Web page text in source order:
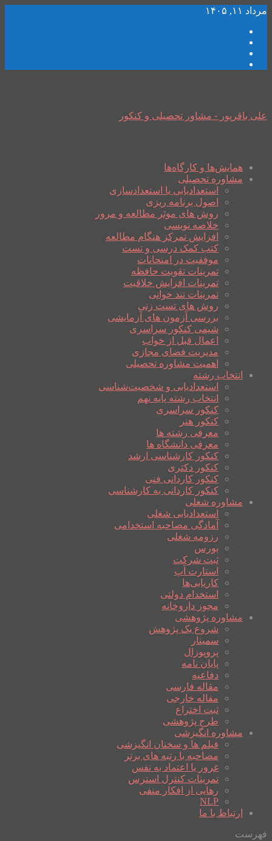
مرداد ۱۱, ۱۴۰۵
علی باقرپور - مشاور تحصیلی و کنکور
همایش‌ها و کارگاه‌ها
مشاوره تحصیلی
استعدادیابی یا استعدادسازی
اصول برنامه ریزی
روش های موثر مطالعه و مرور
خلاصه نویسی
افزایش تمرکز هنگام مطالعه
کتب کمک درسی و تست
موفقیت در امتحانات
تمرینات تقویت حافظه
تمرینات افزایش خلاقیت
تمرینات تند خوانی
روش های تست زنی
بررسی آزمون های آزمایشی
شیمی کنکور سراسری
اعمال قبل از خواب
مدیریت فضای مجازی
اهمیت مشاوره تحصیلی
انتخاب رشته
استعدادیابی و شخصیت‌شناسی
انتخاب رشته پایه نهم
کنکور سراسری
کنکور هنر
معرفی رشته ها
معرفی دانشگاه ها
کنکور کارشناسی ارشد
کنکور دکتری
کنکور کاردانی فنی
کنکور کاردانی به کارشناسی
مشاوره شغلی
استعدادیابی شغلی
آمادگی مصاحبه استخدامی
رزومه شغلی
بورس
ثبت شرکت
استارت آپ
کاریابی‌ها
استخدام دولتی
مجوز داروخانه
مشاوره پژوهشی
شروع یک پژوهش
سمینار
پروپوزال
پایان نامه
دفاعیه
مقاله فارسی
مقاله خارجی
ثبت اختراع
طرح پژوهشی
مشاوره انگیزشی
فیلم ها و سخنان انگیزشی
مصاحبه با رتبه های برتر
غرور یا اعتماد به نفس
تمرینات کنترل استرس
رهایی از افکار منفی
NLP
ارتباط با ما
فهرست